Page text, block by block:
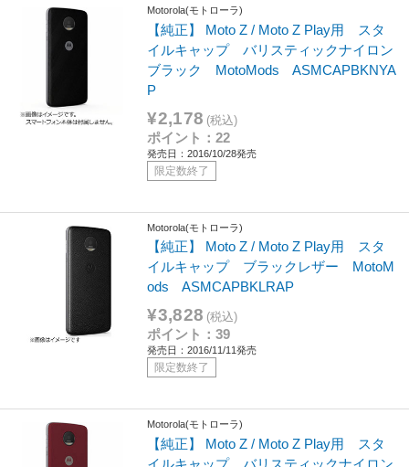
Motorola(モトローラ)
【純正】 Moto Z / Moto Z Play用 スタ
イルキャップ バリスティックナイロン
ブラック MotoMods ASMCAPBKNYA
P
¥2,178 (税込)
ポイント：22
発売日：2016/10/28発売
限定数終了
Motorola(モトローラ)
【純正】 Moto Z / Moto Z Play用 スタ
イルキャップ ブラックレザー MotoM
ods ASMCAPBKLRAP
¥3,828 (税込)
ポイント：39
発売日：2016/11/11発売
限定数終了
Motorola(モトローラ)
【純正】 Moto Z / Moto Z Play用 スタ
イルキャップ バリスティックナイロン